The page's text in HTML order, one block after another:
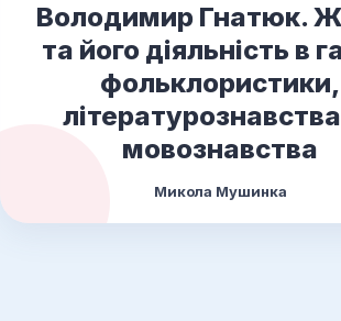
Володимир Гнатюк.
та його діяльність в
фольклористики,
мовознавства
Микола Мушинка